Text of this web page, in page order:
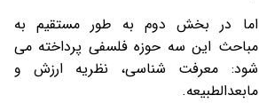
اما در بخش دوم به طور مستقیم به
مباحث این سه حوزه فلسفی پرداخته می
شود: معرفت شناسی، نظریه ارزش و
مابعدالطبیعه.